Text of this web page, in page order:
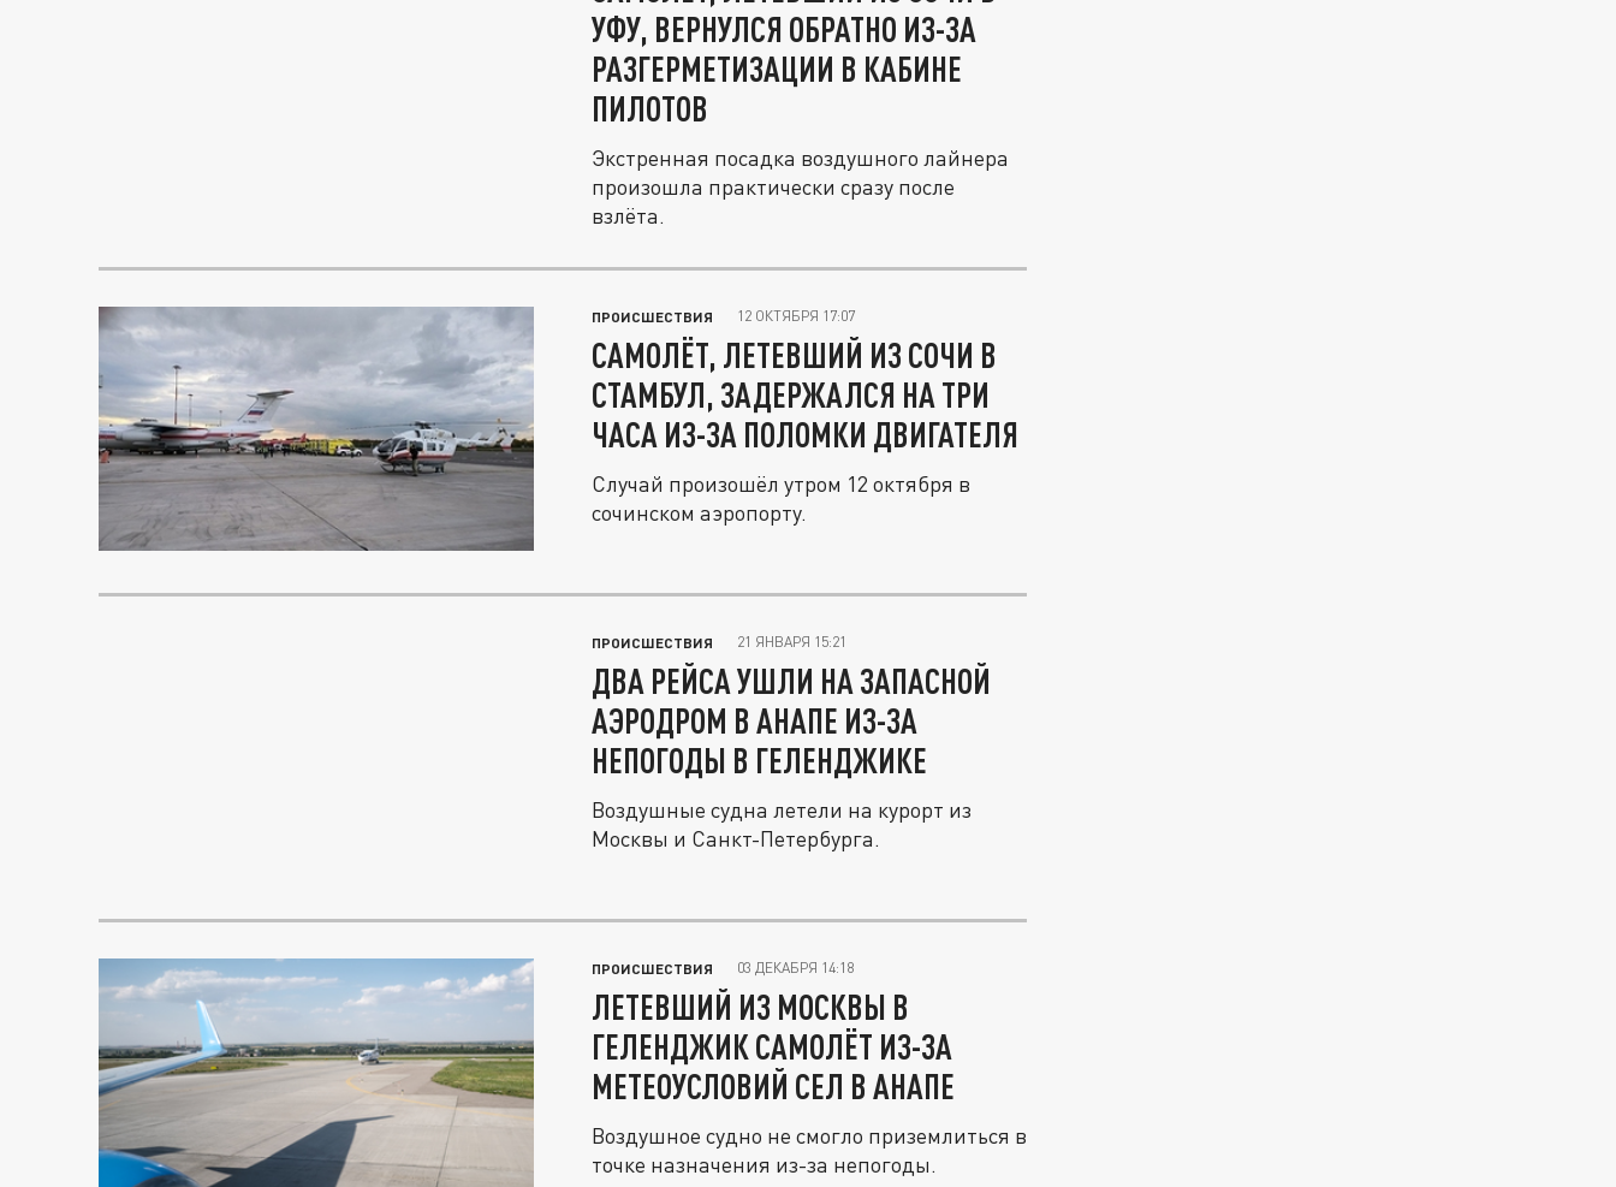
УФУ, ВЕРНУЛСЯ ОБРАТНО ИЗ-ЗА
РАЗГЕРМЕТИЗАЦИИ В КАБИНЕ
ПИЛОТОВ
Экстренная посадка воздушного лайнера
произошла практически сразу после
взлёта.
ПРОИСШЕСТВИЯ 12 ОКТЯБРЯ 17:07
САМОЛЁТ, ЛЕТЕВШИЙ ИЗ СОЧИ В
СТАМБУЛ, ЗАДЕРЖАЛСЯ НА ТРИ
ЧАСА ИЗ-ЗА ПОЛОМКИ ДВИГАТЕЛЯ
Случай произошёл утром 12 октября в
сочинском аэропорту.
ПРОИСШЕСТВИЯ 21 ЯНВАРЯ 15:21
ДВА РЕЙСА УШЛИ НА ЗАПАСНОЙ
АЭРОДРОМ В АНАПЕ ИЗ-ЗА
НЕПОГОДЫ В ГЕЛЕНДЖИКЕ
Воздушные судна летели на курорт из
Москвы и Санкт-Петербурга.
ПРОИСШЕСТВИЯ 03 ДЕКАБРЯ 14:18
ЛЕТЕВШИЙ ИЗ МОСКВЫ В
ГЕЛЕНДЖИК САМОЛЁТ ИЗ-ЗА
МЕТЕОУСЛОВИЙ СЕЛ В АНАПЕ
Воздушное судно не смогло приземлиться в
точке назначения из-за непогоды.